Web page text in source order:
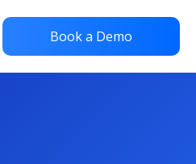
Book a Demo